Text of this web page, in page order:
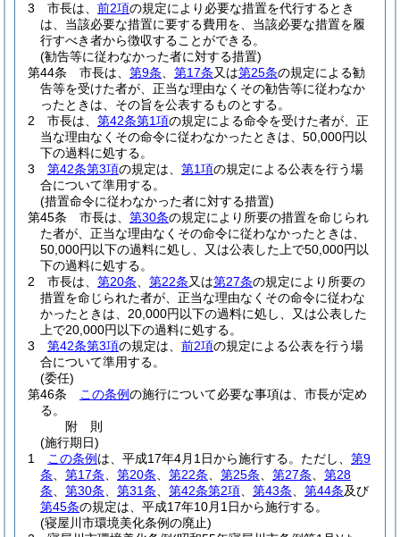
3
市長は、 前2項の規定により必要な措置を代行するとき
は、当該必要な措置に要する費用を、当該必要な措置を履
行すべき者から徴収することができる。
(勧告等に従わなかった者に対する措置)
第44条
市長は、 第9条 第17条又は第25条の規定による勧
告等を受けた者が、正当な理由なくその勧告等に従わなか
ったときは、その旨を公表するものとする。
2
市長は、 第42条第1項の規定による命令を受けた者が、正
当な理由なくその命令に従わなかったときは、50,000円以
下の過料に処する。
3
第42条第3項の規定は、 第1項の規定による公表を行う場
合について準用する。
(措置命令に従わなかった者に対する措置)
第45条
市長は、 第30条の規定により所要の措置を命じられ
た者が、正当な理由なくその命令に従わなかったときは、
50,000円以下の過料に処し、又は公表した上で50,000円以
下の過料に処する。
2
市長は、 第20条 第22条又は第27条の規定により所要の
措置を命じられた者が、正当な理由なくその命令に従わな
かったときは、20,000円以下の過料に処し、又は公表した
上で20,000円以下の過料に処する。
3
第42条第3項の規定は、 前2項の規定による公表を行う場
合について準用する。
(委任)
第46条
この条例の施行について必要な事項は、市長が定め
る。
附 則
(施行期日)
1
この条例 は、平成17年4月1日から施行する。 ただし、 第9
条
第17条 第20条 第22条 第25条 第27条
第28
条
第30条 第31条 第42条第2項 第43条 第44条及び
第45条の規定は、平成17年10月1日から施行する。
(寝屋川市環境美化条例の廃止)